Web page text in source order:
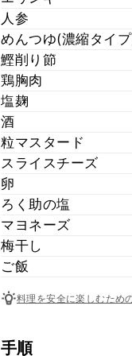
人参
めんつゆ(濃縮タイ
鰹削り節
鶏胸肉
塩麹
酒
粒マスタード
スライスチーズ
卵
ろく助の塩
マヨネーズ
梅干し
ご飯
料理を安全に楽しむため
手順